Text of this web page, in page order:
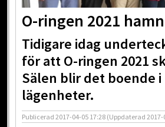
O-ringen 2021
Tidigare idag
för att O-ringen 2021
Sälen blir det boende
lägenheter.
Publicerad 2017-04-05 17:28 (Uppdaterad 2017-